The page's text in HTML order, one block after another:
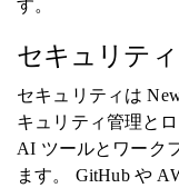
す。
セキュリテ
セキュリティは
キュリティ管理と
AI ツールとワーク
ます。 GitHub や